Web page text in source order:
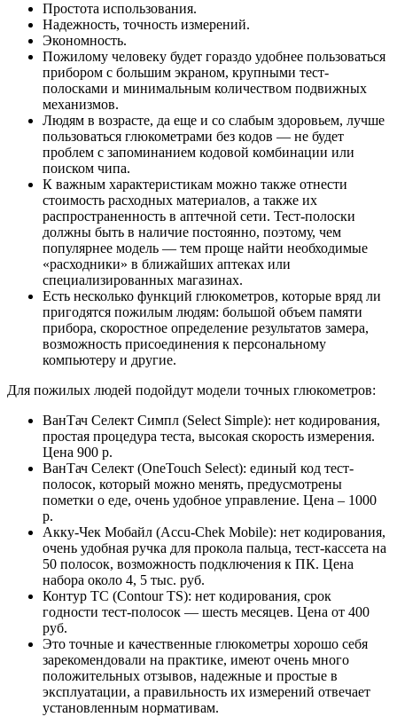
Простота использования.
Надежность, точность измерений.
Экономность.
Пожилому человеку будет гораздо удобнее пользоваться
прибором с большим экраном, крупными тест-
полосками и минимальным количеством подвижных
механизмов.
Людям в возрасте, да еще и со слабым здоровьем, лучше
пользоваться глюкометрами без кодов — не будет
проблем с запоминанием кодовой комбинации или
поиском чипа.
К важным характеристикам можно также отнести
стоимость расходных материалов, а также их
распространенность в аптечной сети. Тест-полоски
должны быть в наличие постоянно, поэтому, чем
популярнее модель — тем проще найти необходимые
«расходники» в ближайших аптеках или
специализированных магазинах.
Есть несколько функций глюкометров, которые вряд ли
пригодятся пожилым людям: большой объем памяти
прибора, скоростное определение результатов замера,
возможность присоединения к персональному
компьютеру и другие.
Для пожилых людей подойдут модели точных глюкометров:
ВанТач Селект Симпл (Select Simple): нет кодирования,
простая процедура теста, высокая скорость измерения.
Цена 900 р.
ВанТач Селект (OneTouch Select): единый код тест-
полосок, который можно менять, предусмотрены
пометки о еде, очень удобное управление. Цена – 1000
р.
Акку-Чек Мобайл (Accu-Chek Mobile): нет кодирования,
очень удобная ручка для прокола пальца, тест-кассета на
50 полосок, возможность подключения к ПК. Цена
набора около 4, 5 тыс. руб.
Контур ТС (Contour TS): нет кодирования, срок
годности тест-полосок — шесть месяцев. Цена от 400
руб.
Это точные и качественные глюкометры хорошо себя
зарекомендовали на практике, имеют очень много
положительных отзывов, надежные и простые в
эксплуатации, а правильность их измерений отвечает
установленным нормативам.